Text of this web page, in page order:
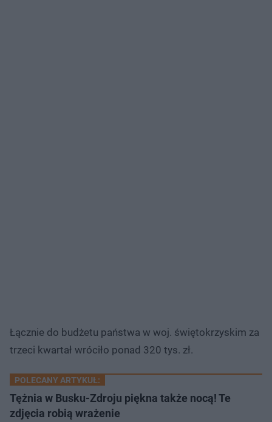
Łącznie do budżetu państwa w woj. świętokrzyskim za
trzeci kwartał wróciło ponad 320 tys. zł.
POLECANY ARTYKUŁ:
Tężnia w Busku-Zdroju piękna także nocą! Te
zdjęcia robią wrażenie